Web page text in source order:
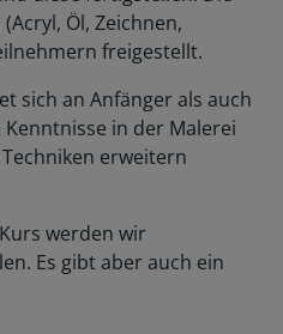
Öl, Zeichnen,
freigestellt.
sich an Anfänger als auch
in der Malerei
erweitern
werden wir
Es gibt aber auch ein